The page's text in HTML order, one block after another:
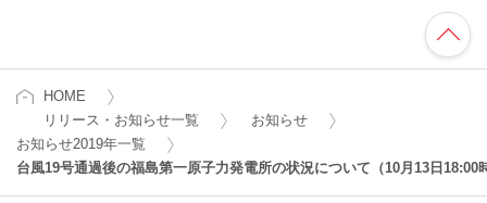
HOME
リリース・お知らせ一覧
お知らせ
お知らせ2019年一覧
台風19号通過後の福島第一原子力発電所の状況について（10月13日18:00